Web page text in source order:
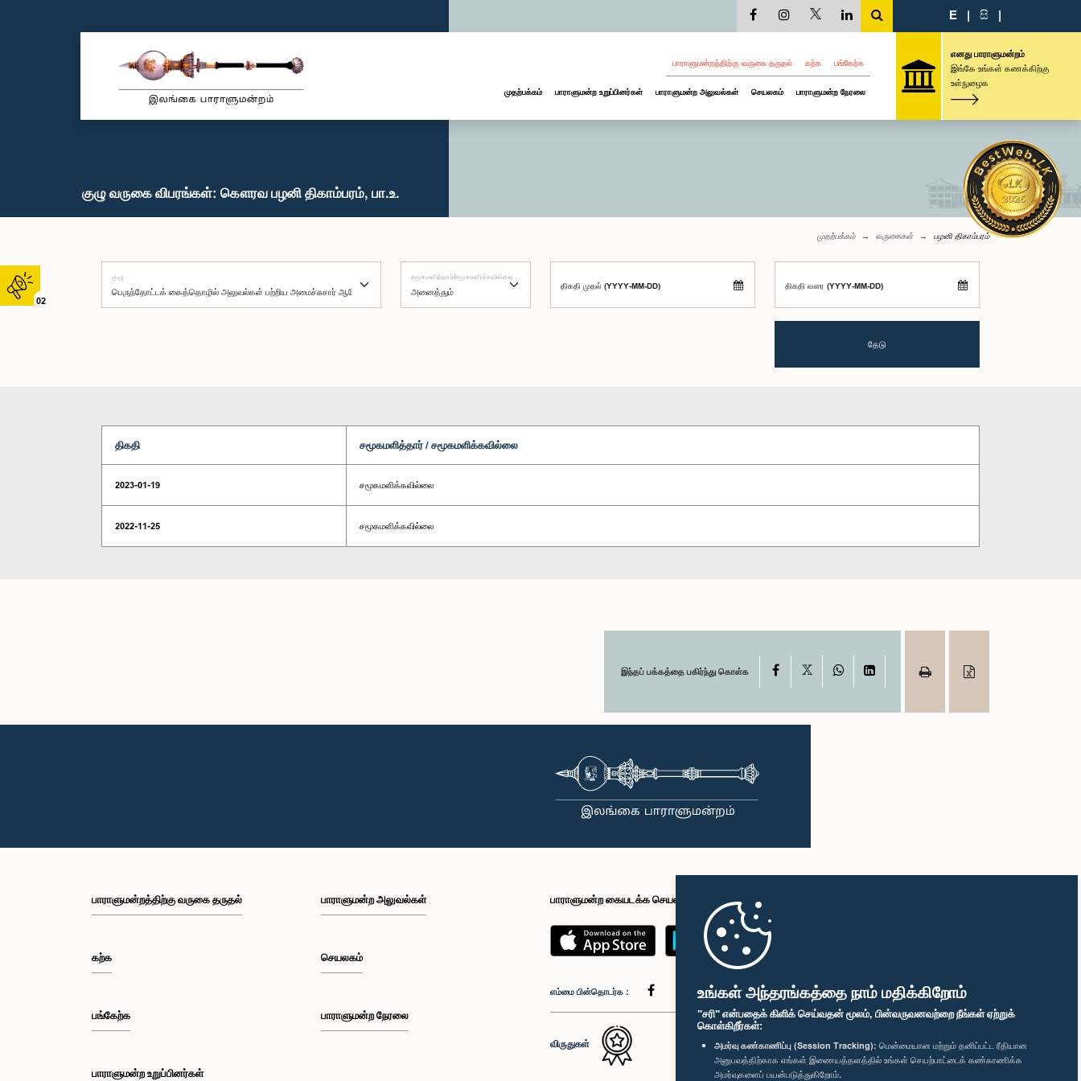
உங்கள் அந்தரங்கத்தை நாம் மதிக்கிறோம்
"சரி" என்பதைக் கிளிக் செய்வதன் மூலம், பின்வருவனவற்றை நீங்கள் ஏற்றுக்
கொள்கிறீர்கள்:
அமர்வு கண்காணிப்பு (Session Tracking): மென்மையான மற்றும் தனிப்பட்ட ரீதியான
அனுபவத்திற்காக எங்கள் இணையத்தளத்தில் உங்கள் செயற்பாட்டைக் கண்காணிக்க
அமர்வுகளைப் பயன்படுத்துகிறோம்.
02
E | සි |
பாராளுமன்றத்திற்கு வருகை தருதல் கற்க பங்கேற்க
முதற்பக்கம் பாராளுமன்ற உறுப்பினர்கள் பாராளுமன்ற அலுவல்கள் செயலகம் பாராளுமன்ற நேரலை
எனது பாராளுமன்றம்
இங்கே உங்கள் கணக்கிற்கு
உள்நுழைக
குழு வருகை விபரங்கள்: கௌரவ பழனி திகாம்பரம், பா.உ.
முதற்பக்கம் வருகைகள் பழனி திகாம்பரம்
குழு சமூகமளித்தார்/சமூகமளிக்கவில்லை
திகதி முதல் (YYYY-MM-DD) திகதி வரை (YYYY-MM-DD)
தேடு
திகதி சமூகமளித்தார் / சமூகமளிக்கவில்லை
2023-01-19 சமூகமளிக்கவில்லை
2022-11-25 சமூகமளிக்கவில்லை
இந்தப் பக்கத்தை பகிர்ந்து கொள்க Facebook WhatsAppLinkedIn
பாராளுமன்றத்திற்கு வருகை தருதல்
கற்க
பங்கேற்க
பாராளுமன்ற உறுப்பினர்கள்
பாராளுமன்ற அலுவல்கள்
செயலகம்
பாராளுமன்ற நேரலை
பாராளுமன்ற கையடக்க செயலி
எம்மை பின்தொடர்க :
விருதுகள்